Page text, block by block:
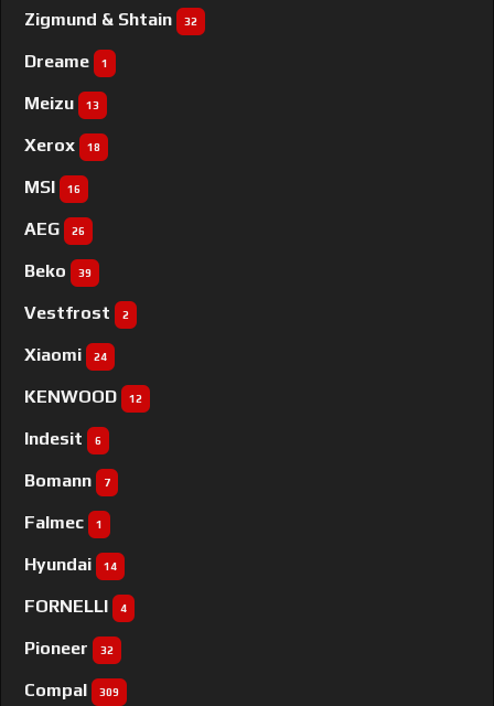
Zigmund & Shtain 32
Dreame 1
Meizu 13
Xerox 18
MSI 16
AEG 26
Beko 39
Vestfrost 2
Xiaomi 24
KENWOOD 12
Indesit 6
Bomann 7
Falmec 1
Hyundai 14
FORNELLI 4
Pioneer 32
Compal 309